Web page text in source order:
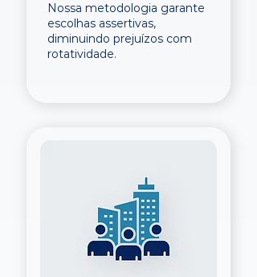
Nossa metodologia garante
escolhas assertivas,
diminuindo prejuízos com
rotatividade.